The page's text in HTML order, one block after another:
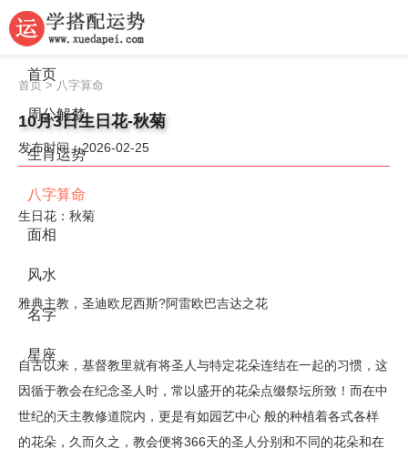
首页
周公解梦
生肖运势
八字算命
面相
风水
名字
星座
首页> 八字算命
10月3日生日花-秋菊
发布时间：2026-02-25
生日花：秋菊
雅典主教，圣迪欧尼西斯?阿雷欧巴吉达之花
自古以来，基督教里就有将圣人与特定花朵连结在一起的习惯，这
因循于教会在纪念圣人时，常以盛开的花朵点缀祭坛所致！而在中
世纪的天主教修道院内，更是有如园艺中心 般的种植着各式各样
的花朵，久而久之，教会便将366天的圣人分别和不同的花朵和在